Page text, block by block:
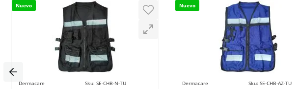
Escribe un comentario
Nuevo
Dermacare Sku: SE-CHB-N-TU
Nuevo
Dermacare Sku: SE-CHB-AZ-TU